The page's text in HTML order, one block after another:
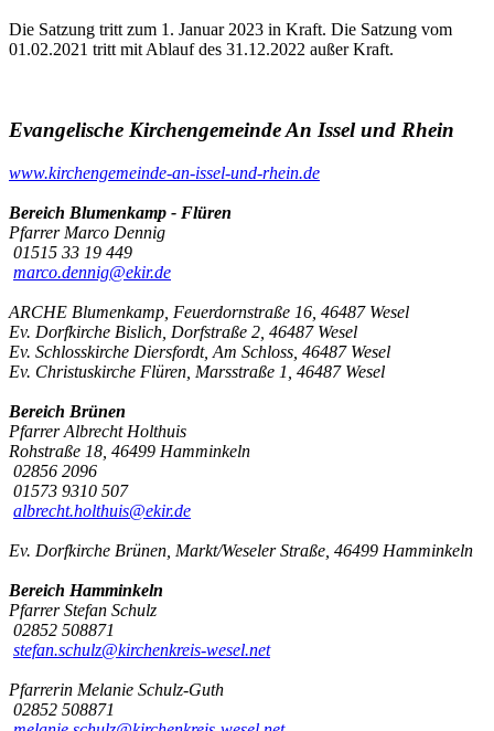
Die Satzung tritt zum 1. Januar 2023 in Kraft. Die Satzung vom
01.02.2021 tritt mit Ablauf des 31.12.2022 außer Kraft.
Evangelische Kirchengemeinde An Issel und Rhein
www.kirchengemeinde-an-issel-und-rhein.de
Bereich Blumenkamp - Flüren
Pfarrer Marco Dennig
01515 33 19 449
marco.dennig@ekir.de
ARCHE Blumenkamp, Feuerdornstraße 16, 46487 Wesel
Ev. Dorfkirche Bislich, Dorfstraße 2, 46487 Wesel
Ev. Schlosskirche Diersfordt, Am Schloss, 46487 Wesel
Ev. Christuskirche Flüren, Marsstraße 1, 46487 Wesel
Bereich Brünen
Pfarrer Albrecht Holthuis
Rohstraße 18, 46499 Hamminkeln
02856 2096
01573 9310 507
albrecht.holthuis@ekir.de
Ev. Dorfkirche Brünen, Markt/Weseler Straße, 46499 Hamminkeln
Bereich Hamminkeln
Pfarrer Stefan Schulz
02852 508871
stefan.schulz@kirchenkreis-wesel.net
Pfarrerin Melanie Schulz-Guth
02852 508871